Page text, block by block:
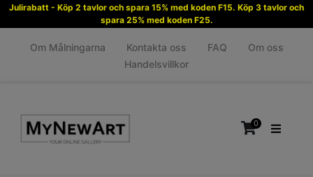
Julirabatt - Köp 2 tavlor och spara 15% med koden F15. Köp 3 tavlor och
spara 25% med koden F25.
Om Målningarna Kontakta oss FAQ
Om oss
Handelsvillkor
0